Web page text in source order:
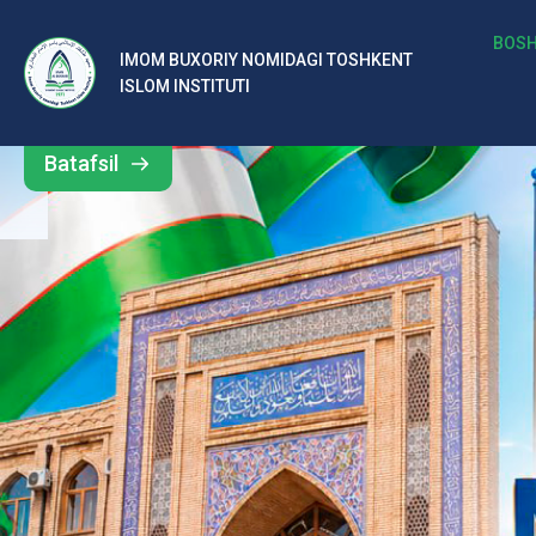
IMOM BUXORIY NOMIDAGI TOSHKENT
ISLOM INSTITUTI
b
al
ar
o‘
rt
a
si
d
Barcha
yangiliklar
Batafsil